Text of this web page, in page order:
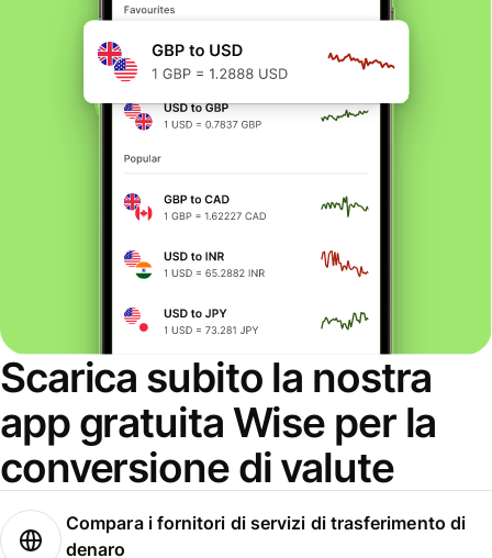
Scarica subito la nostra
app gratuita Wise per la
conversione di valute
Compara i fornitori di servizi di trasferimento di
denaro